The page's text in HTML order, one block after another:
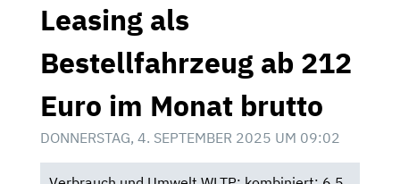
Leasing als
Bestellfahrzeug ab 212
Euro im Monat brutto
DONNERSTAG, 4. SEPTEMBER 2025 UM 09:02